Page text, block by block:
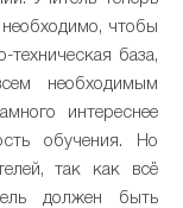
чтобы
техническая база,
необходимым
интереснее
обучения. Но
так как всё
должен быть